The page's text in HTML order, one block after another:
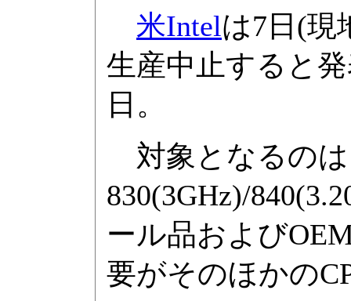
米Intelは7日(現
生産中止すると
日。
対象となるのは
830(3GHz)/
ール品および
要がそのほかの